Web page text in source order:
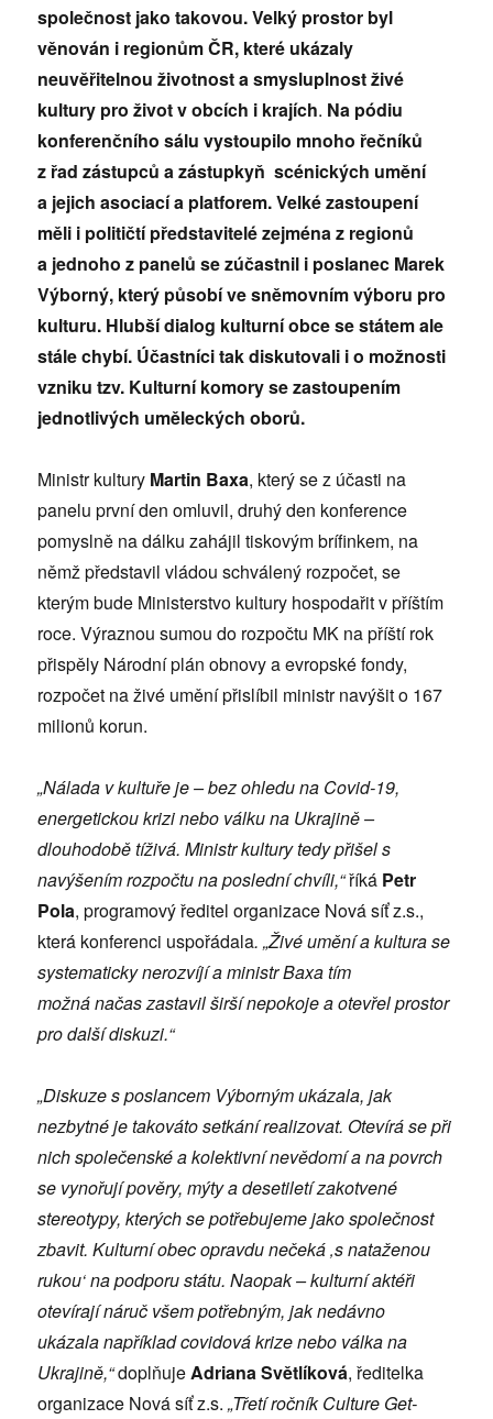
společnost jako takovou. Velký prostor byl
věnován i regionům ČR, které ukázaly
neuvěřitelnou životnost a smysluplnost živé
kultury pro život v obcích i krajích. Na pódiu
konferenčního sálu vystoupilo mnoho řečníků
z řad zástupců a zástupkyň scénických umění
a jejich asociací a platforem.Velké zastoupení
měli i političtí představitelé zejména z regionů
a jednoho z panelůsezúčastnil i poslanec Marek
Výborný, který působí ve sněmovním výboru pro
kulturu. Hlubší dialog kulturní obce se státem ale
stále chybí. Účastníci tak diskutovali i o možnosti
vzniku tzv. Kulturní komory se zastoupením
jednotlivých uměleckých oborů.
Ministr kultury Martin Baxa, který se z účasti na
panelu první den omluvil, druhý den konference
pomyslně na dálku zahájil tiskovým brífinkem, na
němž představil vládou schválený rozpočet, se
kterým bude Ministerstvo kultury hospodařit v příštím
roce. Výraznou sumou do rozpočtu MK na příští rok
přispěly Národní plán obnovy a evropské fondy,
rozpočet na živé umění přislíbil ministr navýšit o 167
milionů korun.
„Nálada v kultuře je – bez ohledu na Covid-19,
energetickou krizi nebo válku na Ukrajině –
dlouhodobě tíživá. Ministr kultury tedy přišel s
navýšením rozpočtu na poslední chvíli,“říká Petr
Pola, programový ředitel organizace Nová síť z.s.,
která konferenci uspořádala. „Živé umění a kultura se
systematicky nerozvíjí a ministr Baxa tím
možná načas zastavil širší nepokoje a otevřel prostor
pro další diskuzi.“
„Diskuze s poslancem Výborným ukázala, jak
nezbytné je takováto setkání realizovat. Otevírá se při
nich společenské a kolektivní nevědomí a na povrch
se vynořují pověry, mýty a desetiletí zakotvené
stereotypy, kterých se potřebujeme jako společnost
zbavit. Kulturní obec opravdu nečeká ‚s nataženou
rukou‘ na podporu státu. Naopak – kulturní aktéři
otevírají náruč všem potřebným, jak nedávno
ukázalanapříkladcovidová krize nebo válka na
Ukrajině,“doplňujeAdriana Světlíková, ředitelka
organizace Nová síť z.s. „Třetí ročník Culture Get-